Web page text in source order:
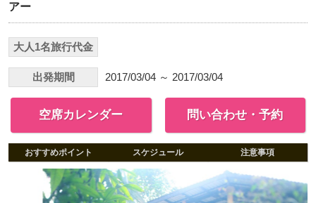
アー
大人1名旅行代金
出発期間 2017/03/04 ～ 2017/03/04
空席カレンダー 問い合わせ・予約
おすすめポイント スケジュール 注意事項